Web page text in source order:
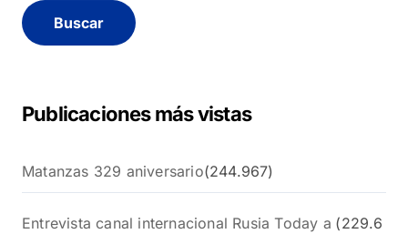
c
a
Publicaciones más vistas
Matanzas 329 aniversario(244.967)
Entrevista canal internacional Rusia Today a (229.6